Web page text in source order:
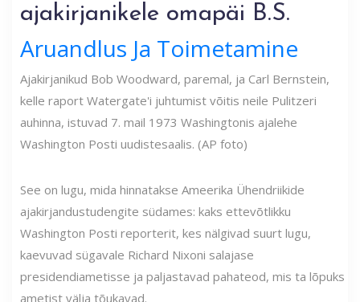
ajakirjanikele omapäi B.S.
Aruandlus Ja Toimetamine
Ajakirjanikud Bob Woodward, paremal, ja Carl Bernstein,
kelle raport Watergate'i juhtumist võitis neile Pulitzeri
auhinna, istuvad 7. mail 1973 Washingtonis ajalehe
Washington Posti uudistesaalis. (AP foto)
See on lugu, mida hinnatakse Ameerika Ühendriikide
ajakirjandustudengite südames: kaks ettevõtlikku
Washington Posti reporterit, kes nälgivad suurt lugu,
kaevuvad sügavale Richard Nixoni salajase
presidendiametisse ja paljastavad pahateod, mis ta lõpuks
ametist välja tõukavad.